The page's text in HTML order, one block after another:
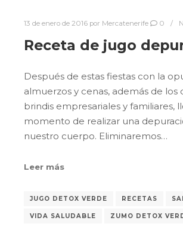
13 de enero de 2016 por Mercatenerife 0
Receta de jugo
Después de estas fiestas con la
almuerzos y cenas, además de los
brindis empresariales y familiares,
momento de realizar una
nuestro cuerpo. Eliminaremos…
Leer más
JUGO DETOX VERDE RECETAS
VIDA SALUDABLE ZUMO DETOX